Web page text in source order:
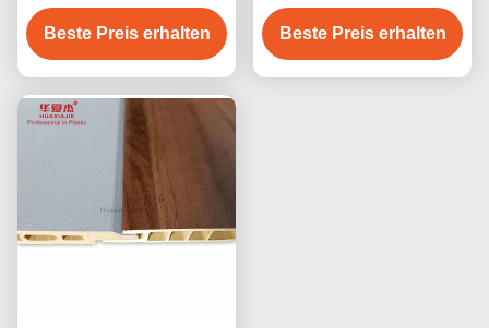
glattes Wasser-
beständiges
Badezimmer PVCs WPC
Beste Preis erhalten
verkleidung des
langlebigen Gutes WPC
bequem installiert
Beste Preis erhalten